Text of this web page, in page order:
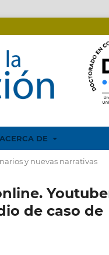
ACERCA DE
y nuevas narrativas
de caso de